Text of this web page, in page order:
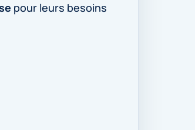
pour leurs besoins